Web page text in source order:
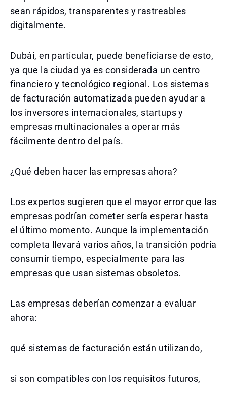
sean rápidos, transparentes y rastreables
digitalmente.
Dubái, en particular, puede beneficiarse de esto,
ya que la ciudad ya es considerada un centro
financiero y tecnológico regional. Los sistemas
de facturación automatizada pueden ayudar a
los inversores internacionales, startups y
empresas multinacionales a operar más
fácilmente dentro del país.
¿Qué deben hacer las empresas ahora?
Los expertos sugieren que el mayor error que las
empresas podrían cometer sería esperar hasta
el último momento. Aunque la implementación
completa llevará varios años, la transición podría
consumir tiempo, especialmente para las
empresas que usan sistemas obsoletos.
Las empresas deberían comenzar a evaluar
ahora:
qué sistemas de facturación están utilizando,
si son compatibles con los requisitos futuros,